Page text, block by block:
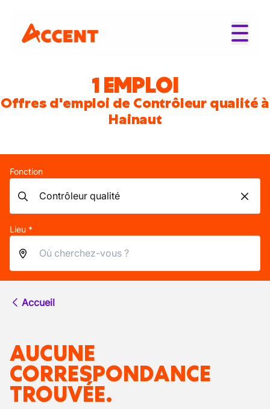
1 EMPLOI
Offres d'emploi de Contrôleur qualité à
Hainaut
Fonction
Lieu *
Accueil
AUCUNE
CORRESPONDANCE
TROUVÉE.